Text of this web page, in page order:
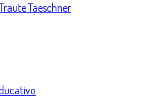
Taeschner